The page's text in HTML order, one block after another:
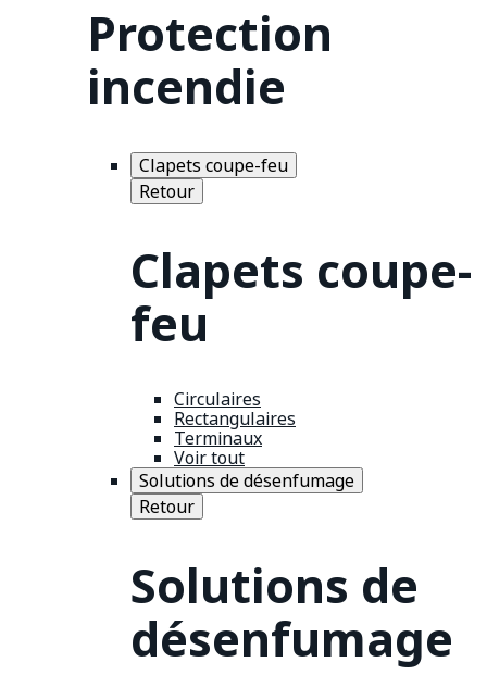
Protection
incendie
Clapets coupe-feu
Retour
Clapets coupe-
feu
Circulaires
Rectangulaires
Terminaux
Voir tout
Solutions de désenfumage
Retour
Solutions de
désenfumage